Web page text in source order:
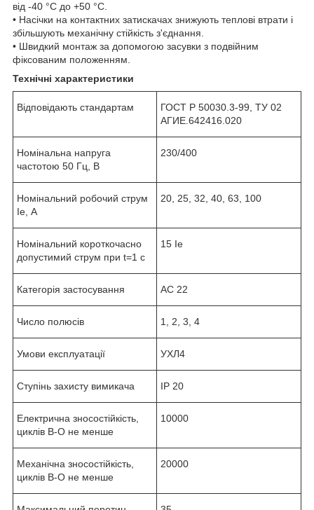
від -40 °С до +50 °С.
• Насічки на контактних затискачах знижують теплові втрати і
збільшують механічну стійкість з'єднання.
• Швидкий монтаж за допомогою засувки з подвійним
фіксованим положенням.
Технічні характеристики
Відповідають стандартам
ГОСТ Р 50030.3-99, ТУ 02
АГИЕ.642416.020
Номінальна напруга
частотою 50 Гц, В
230/400
Номінальний робочий струм
Iе, А
20, 25, 32, 40, 63, 100
Номінальний короткочасно
допустимий струм при t=1 с
15 Iе
Категорія застосування АС 22
Число полюсів 1, 2, 3, 4
Умови експлуатації УХЛ4
Ступінь захисту вимикача IP 20
Електрична зносостійкість,
циклів В-О не менше
10000
Механічна зносостійкість,
циклів В-О не менше
20000